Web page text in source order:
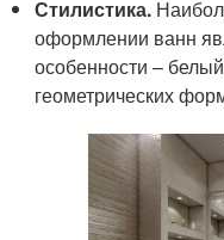
Стилистика.
оформлении ванн
особенности –
геометрических